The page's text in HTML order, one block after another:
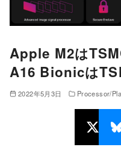
Apple M2は
A16 Bionicは
2022年5月3日 Processor/